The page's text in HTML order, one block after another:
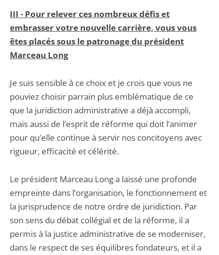
III - Pour relever ces nombreux défis et
embrasser votre nouvelle carrière, vous vous
êtes placés sous le patronage du président
Marceau Long
Je suis sensible à ce choix et je crois que vous ne
pouviez choisir parrain plus emblématique de ce
que la juridiction administrative a déjà accompli,
mais aussi de l’esprit de réforme qui doit l’animer
pour qu’elle continue à servir nos concitoyens avec
rigueur, efficacité et célérité.
Le président Marceau Long a laissé une profonde
empreinte dans l’organisation, le fonctionnement et
la jurisprudence de notre ordre de juridiction. Par
son sens du débat collégial et de la réforme, il a
permis à la justice administrative de se moderniser,
dans le respect de ses équilibres fondateurs, et il a